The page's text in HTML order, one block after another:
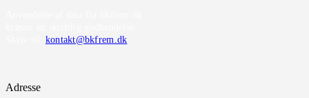
kontakt@bkfrem.dk
Adresse